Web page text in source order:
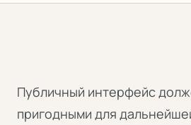
Публичный интерфейс
пригодными для